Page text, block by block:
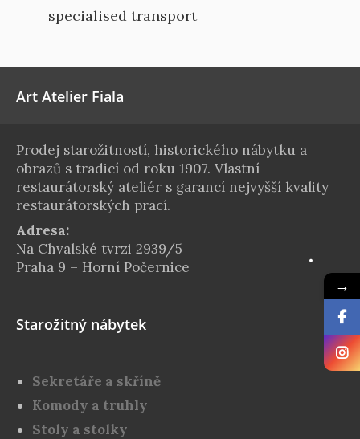
specialised transport
Art Atelier Fiala
Prodej starožitností, historického nábytku a
obrazů s tradicí od roku 1907. Vlastní
restaurátorský ateliér s garancí nejvyšší kvality
restaurátorských prací.
Adresa:
Na Chvalské tvrzi 2939/5
Praha 9 – Horní Počernice
Starožitný nábytek
Sekretáře a skříně
Komody a truhly
Stoly a stolky
→